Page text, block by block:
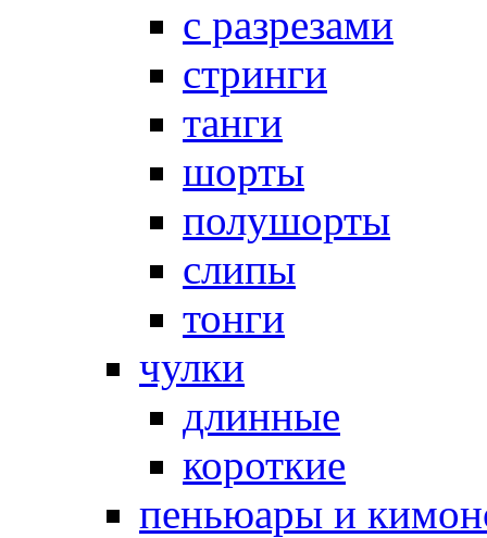
с разрезами
стринги
танги
шорты
полушорты
слипы
тонги
чулки
длинные
короткие
пеньюары и